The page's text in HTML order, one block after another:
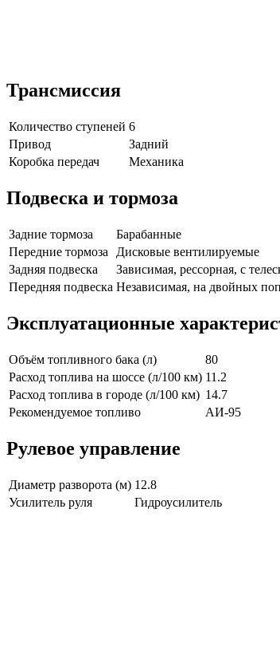
Трансмиссия
Количество ступеней 6
Привод
Задний
Коробка передач
Механика
Подвеска и тормоза
Задние тормоза
Барабанные
Передние тормоза
Дисковые вентилируемые
Задняя подвеска
Зависимая, рессорная, с
Передняя подвеска Независимая, на двойных
Эксплуатационные
Объём топливного бака (л)
80
Расход топлива на шоссе (л/100 км) 11.2
Расход топлива в городе (л/100 км) 14.7
Рекомендуемое топливо
АИ-95
Рулевое управление
Диаметр разворота (м) 12.8
Усилитель руля
Гидроусилитель